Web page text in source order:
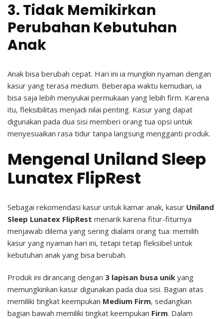
3. Tidak Memikirkan
Perubahan Kebutuhan
Anak
Anak bisa berubah cepat. Hari ini ia mungkin nyaman dengan
kasur yang terasa medium. Beberapa waktu kemudian, ia
bisa saja lebih menyukai permukaan yang lebih firm. Karena
itu, fleksibilitas menjadi nilai penting. Kasur yang dapat
digunakan pada dua sisi memberi orang tua opsi untuk
menyesuaikan rasa tidur tanpa langsung mengganti produk.
Mengenal Uniland Sleep
Lunatex FlipRest
Sebagai rekomendasi kasur untuk kamar anak, kasur Uniland
Sleep Lunatex FlipRest menarik karena fitur-fiturnya
menjawab dilema yang sering dialami orang tua: memilih
kasur yang nyaman hari ini, tetapi tetap fleksibel untuk
kebutuhan anak yang bisa berubah.
Produk ini dirancang dengan 3 lapisan busa unik yang
memungkinkan kasur digunakan pada dua sisi. Bagian atas
memiliki tingkat keempukan Medium Firm, sedangkan
bagian bawah memiliki tingkat keempukan Firm. Dalam